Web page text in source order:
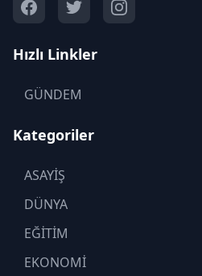
Hızlı Linkler
GÜNDEM
Kategoriler
ASAYİŞ
DÜNYA
EĞİTİM
EKONOMİ